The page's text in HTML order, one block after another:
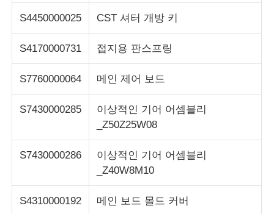
S4450000025 CST 셔터 개방 키
S4170000731 접지용 판스프링
S7760000064 메인 제어 보드
S7430000285
이상적인 기어 어셈블리
_Z50Z25W08
S7430000286
이상적인 기어 어셈블리
_Z40W8M10
S4310000192 메인 보드 몰드 커버